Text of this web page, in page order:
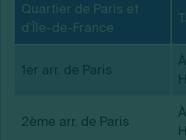
Quartier de Paris et
d’Île-de-France
1er arr. de Paris
2ème arr. de Paris